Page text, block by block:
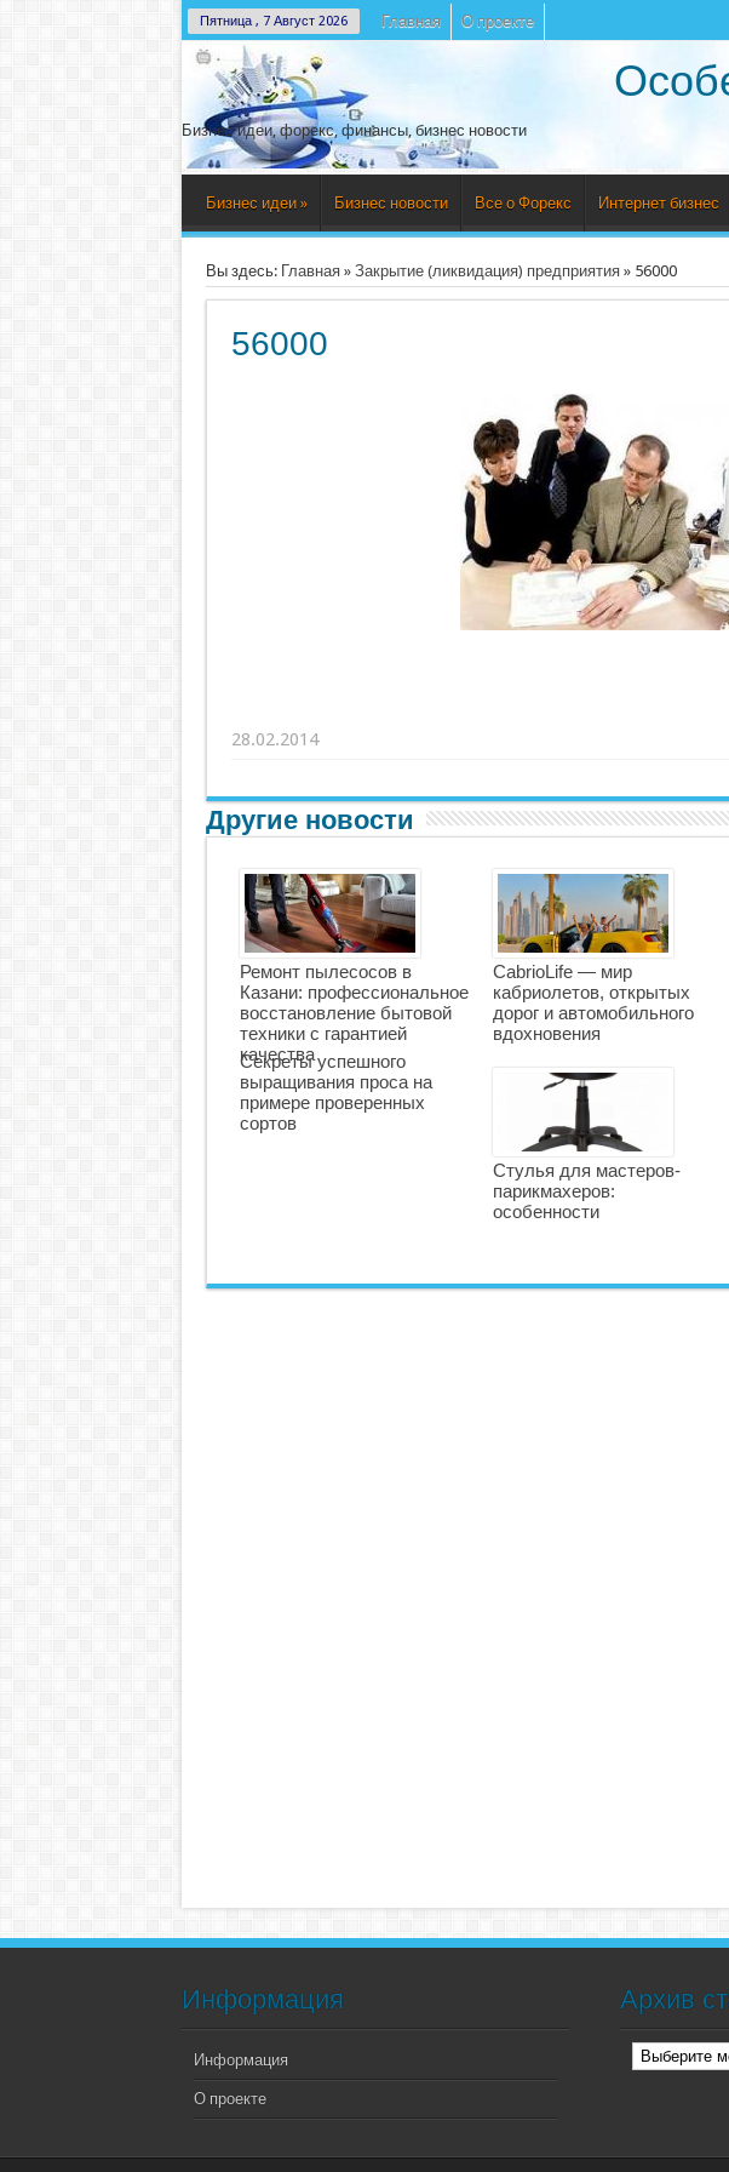
Пятница , 7 Август 2026 Главная О проекте
Бизнес идеи, форекс, финансы, бизнес новости
Бизнес идеи » Бизнес новости Все о Форекс Интернет бизнес
Вы здесь: Главная» Закрытие (ликвидация) предприятия» 56000
56000
28.02.2014
Другие новости
Ремонт пылесосов в
Казани: профессиональное
восстановление бытовой
техники с гарантией
качества
CabrioLife — мир
кабриолетов, открытых
дорог и автомобильного
вдохновения
Секреты успешного
выращивания проса на
примере проверенных
сортов
Стулья для мастеров-
парикмахеров:
особенности
Информация
Информация
О проекте
Архив
Архив
статей